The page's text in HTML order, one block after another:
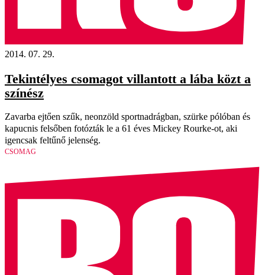
2014. 07. 29.
Tekintélyes csomagot villantott a lába közt a
színész
Zavarba ejtően szűk, neonzöld sportnadrágban, szürke pólóban és
kapucnis felsőben fotózták le a 61 éves Mickey Rourke-ot, aki
igencsak feltűnő jelenség.
CSOMAG